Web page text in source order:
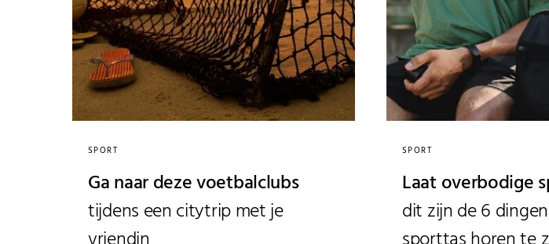
SPORT
Ga naar deze voetbalclubs
tijdens een citytrip met je
SPORT
Laat overbodige
dit zijn de 6